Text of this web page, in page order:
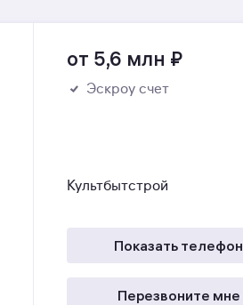
от 5,6 млн ₽
Эскроу счет
Культбытстрой
Показать телефон
Перезвоните мне